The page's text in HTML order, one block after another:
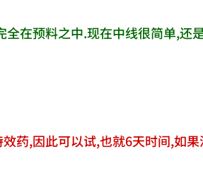
在预料之中.现在中线很简单,还
药,因此可以试,也就6天时间,如